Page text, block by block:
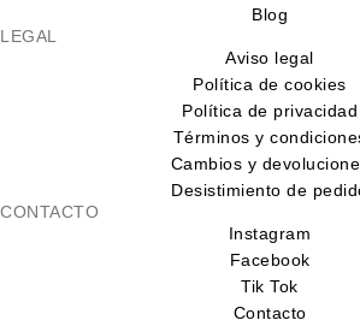
Blog
LEGAL
Aviso legal
Política de cookies
Política de privacidad
Términos y
Cambios y
Desistimiento de
CONTACTO
Instagram
Facebook
Tik Tok
Contacto